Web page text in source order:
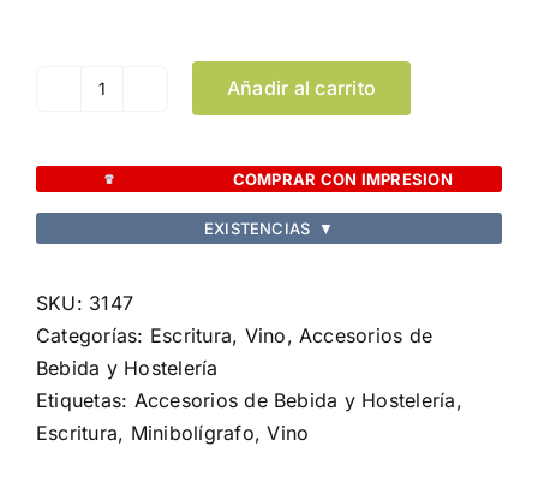
Minibolígrafo
cantidad
Añadir al carrito
COMPRAR CON IMPRESION
EXISTENCIAS ▼
SKU: 3147
Categorías: Escritura, Vino, Accesorios de
Bebida y Hostelería
Etiquetas: Accesorios de Bebida y Hostelería,
Escritura, Minibolígrafo,Vino